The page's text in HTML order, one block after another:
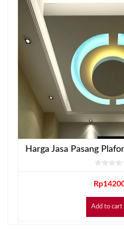
Harga Jasa Pasang
Rp
Add to cart